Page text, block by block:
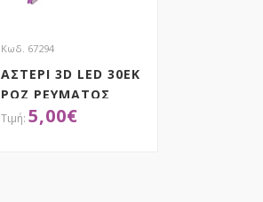
Κωδ. 67294
ΑΣΤΕΡΙ 3D LED 30ΕΚ
ΡΟΖ ΡΕΥΜΑΤΟΣ
5,00€